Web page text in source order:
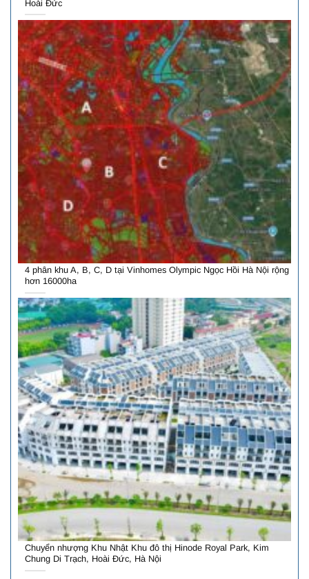
Hoài Đức
4 phân khu A, B, C, D tại Vinhomes Olympic Ngọc Hồi Hà Nội rộng
hơn 16000ha
Chuyển nhượng Khu Nhật Khu đô thị Hinode Royal Park, Kim
Chung Di Trạch, Hoài Đức, Hà Nội